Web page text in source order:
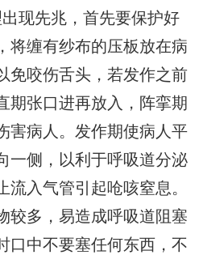
现先兆，首先要保护好
将缠有纱布的压板放在病
免咬伤舌头，若发作之前
期张口进再放入，阵挛期
害病人。发作期使病人平
一侧，以利于呼吸道分泌
入气管引起呛咳窒息。
较多，易造成呼吸道阻塞
口中不要塞任何东西，不